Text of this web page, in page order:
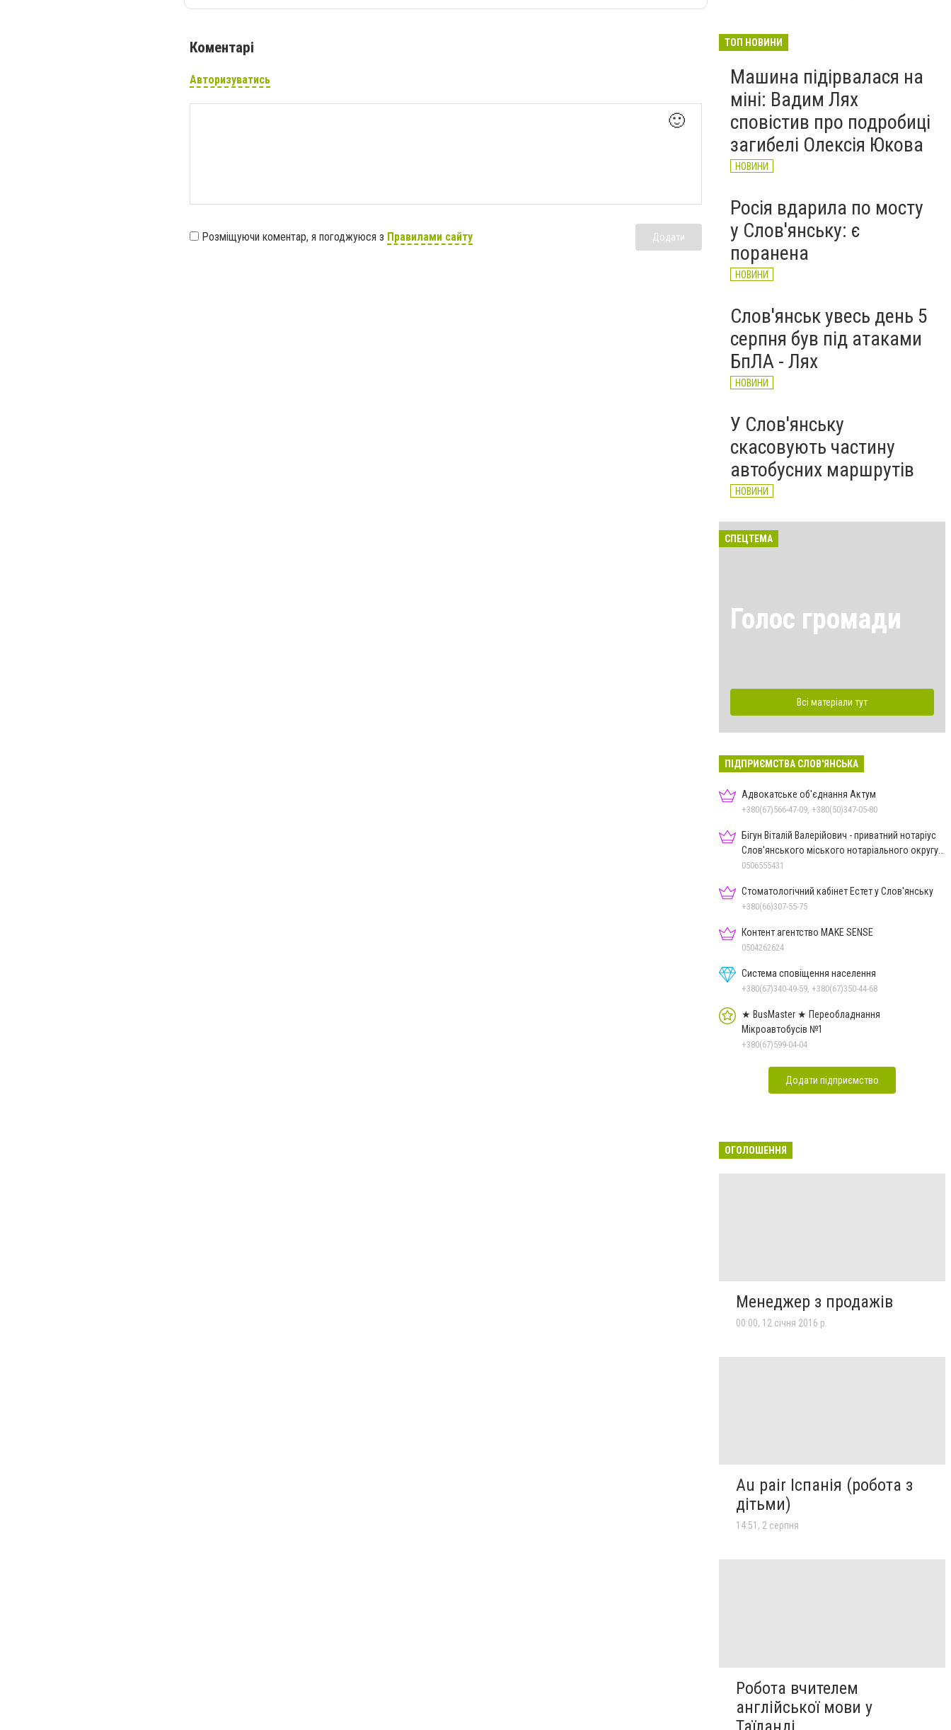
Коментарі
Авторизуватись
🙂
Розміщуючи коментар, я погоджуюся з Правилами сайту Додати
НОВИНИ
ТОП НОВИНИ
Машина підірвалася на
міні: Вадим Лях
сповістив про подробиці
загибелі Олексія Юкова
НОВИНИ
Росія вдарила по мосту
у Слов'янську: є
поранена
НОВИНИ
Слов'янськ увесь день 5
серпня був під атаками
БпЛА - Лях
НОВИНИ
У Слов'янську
скасовують частину
автобусних маршрутів
НОВИНИ
СПЕЦТЕМА
Голос громади
Всі матеріали тут
ПІДПРИЄМСТВА СЛОВ'ЯНСЬКА
Адвокатське об'єднання Актум
+380(67)566-47-09, +380(50)347-05-80
Бігун Віталій Валерійович - приватний нотаріус
Слов'янського міського нотаріального округу
Дон.обл.
0506555431
Стоматологічний кабінет Естет у Слов'янську
+380(66)307-55-75
Контент агентство MAKE SENSE
0504262624
Система сповіщення населення
+380(67)340-49-59, +380(67)350-44-68
★ BusMaster ★ Переобладнання
Мікроавтобусів №1
+380(67)599-04-04
Додати підприємство
ОГОЛОШЕННЯ
Менеджер з продажів
00:00, 12 січня 2016 р.
Au pair Іспанія (робота з
дітьми)
14:51, 2 серпня
Робота вчителем
англійської мови у